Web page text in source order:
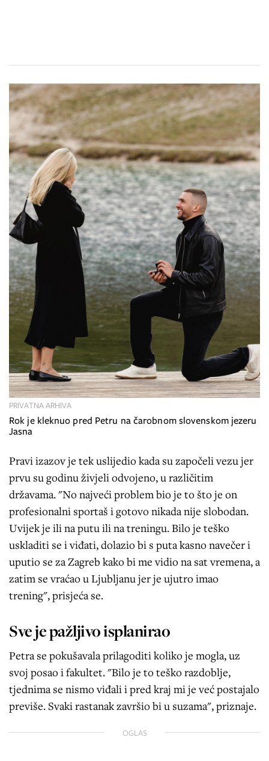
Rok je kleknuo pred Petru na čarobnom slovenskom jezeru
Jasna
PRIVATNA ARHIVA
Pravi izazov je tek uslijedio kada su započeli vezu jer
prvu su godinu živjeli odvojeno, u različitim
državama. "No najveći problem bio je to što je on
profesionalni sportaš i gotovo nikada nije slobodan.
Uvijek je ili na putu ili na treningu. Bilo je teško
uskladiti se i viđati, dolazio bi s puta kasno navečer i
uputio se za Zagreb kako bi me vidio na sat vremena, a
zatim se vraćao u Ljubljanu jer je ujutro imao
trening", prisjeća se.
Sve je pažljivo isplanirao
Petra se pokušavala prilagoditi koliko je mogla, uz
svoj posao i fakultet. "Bilo je to teško razdoblje,
tjednima se nismo viđali i pred kraj mi je već postajalo
previše. Svaki rastanak završio bi u suzama", priznaje.
OGLAS